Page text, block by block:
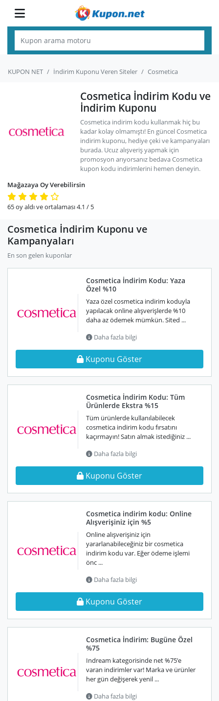
KUPON NET İndirim Kuponu Veren Siteler Cosmetica
Mağazaya Oy Verebilirsin
65oy aldı ve ortalaması4.1 / 5
Cosmetica İndirim Kodu ve
İndirim Kuponu
Cosmetica indirim kodu kullanmak hiç bu
kadar kolay olmamıştı! En güncel Cosmetica
indirim kuponu, hediye çeki ve kampanyaları
burada. Ucuz alışveriş yapmak için
promosyon arıyorsanız bedava Cosmetica
kupon kodu indirimlerini hemen deneyin.
Cosmetica İndirim Kuponu ve
Kampanyaları
En son gelen kuponlar
Cosmetica İndirim Kodu: Yaza
Özel %10
Yaza özel cosmetica indirim koduyla
yapılacak online alışverişlerde %10
daha az ödemek mümkün. Sited ...
Daha fazla bilgi
Kuponu Göster
Cosmetica İndirim Kodu: Tüm
Ürünlerde Ekstra %15
Tüm ürünlerde kullanılabilecek
cosmetica indirim kodu fırsatını
kaçırmayın! Satın almak istediğiniz ...
Daha fazla bilgi
Kuponu Göster
Cosmetica indirim kodu: Online
Alışverişiniz için %5
Online alışverişiniz için
yararlanabileceğiniz bir cosmetica
indirim kodu var. Eğer ödeme işlemi
önc ...
Daha fazla bilgi
Kuponu Göster
Cosmetica İndirim: Bugüne Özel
%75
Indream kategorisinde net %75’e
varan indirimler var! Marka ve ürünler
her gün değişerek yenil ...
Daha fazla bilgi